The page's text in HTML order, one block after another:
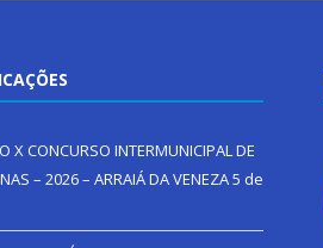
X CONCURSO INTERMUNICIPAL DE
– 2026 – ARRAIÁ DA VENEZA5 de